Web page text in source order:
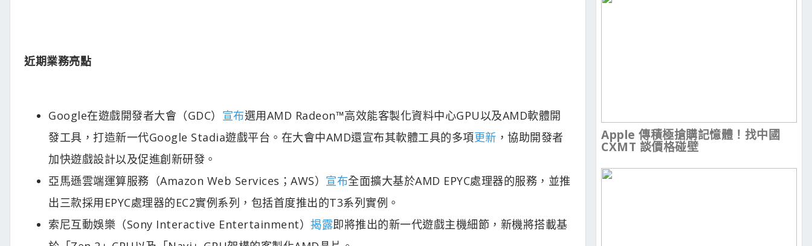
近期業務亮點
Google在遊戲開發者大會（GDC） 宣布選用AMD Radeon™高效能客製化資料中心GPU以及AMD軟體開
發工具，打造新一代Google Stadia遊戲平台。在大會中AMD還宣布其軟體工具的多項更新 ，協助開發者
加快遊戲設計以及促進創新研發。
亞馬遜雲端運算服務（Amazon Web Services；AWS） 宣布全面擴大基於AMD EPYC處理器的服務，並推
出三款採用EPYC處理器的EC2實例系列，包括首度推出的T3系列實例。
索尼互動娛樂（Sony Interactive Entertainment） 揭露即將推出的新一代遊戲主機細節，新機將搭載基
Apple 傳積極搶購記憶體！找中國
CXMT 談價格碰壁